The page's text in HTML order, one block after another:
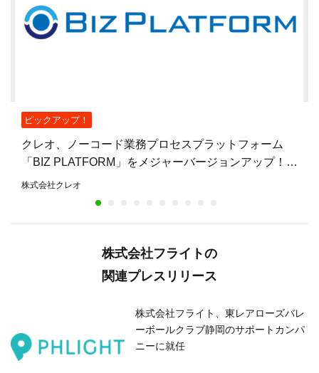
ピックアップ！
クレオ、ノーコード業務プロセスプラットフォーム
「BIZ PLATFORM」をメジャーバージョンアップ！UI
を全面刷新し、今後はAI連携の強化へ
株式会社クレオ
株式会社フライトの
関連プレスリリース
株式会社フライト、東レアローズバレ
ーボールクラブ静岡のサポートカンパ
ニーに就任